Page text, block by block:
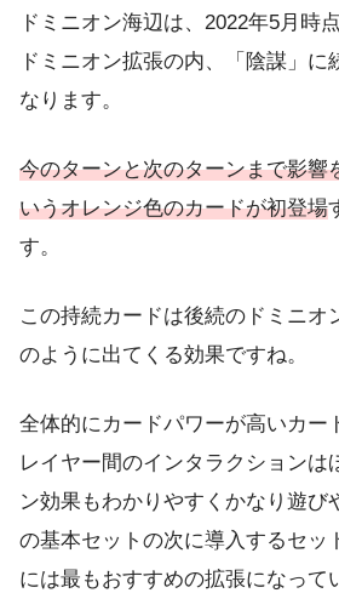
ドミニオン海辺は、2022年5月時
ドミニオン拡張の内、「陰謀」に
なります。
今のターンと次のターンまで影響
いうオレンジ色のカードが初登場
す。
この持続カードは後続のドミニオ
のように出てくる効果ですね。
全体的にカードパワーが高いカー
レイヤー間のインタラクションは
ン効果もわかりやすくかなり遊び
の基本セットの次に導入するセッ
には最もおすすめの拡張になって